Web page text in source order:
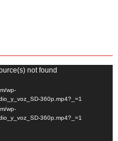
not found
wp-
360p.mp4?_=1
wp-
360p.mp4?_=1